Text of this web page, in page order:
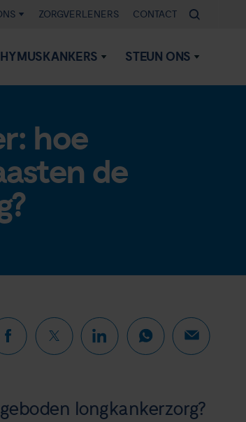
ZORGVERLENERS CONTACT
STEUN ONS
hoe
de
longkankerzorg?